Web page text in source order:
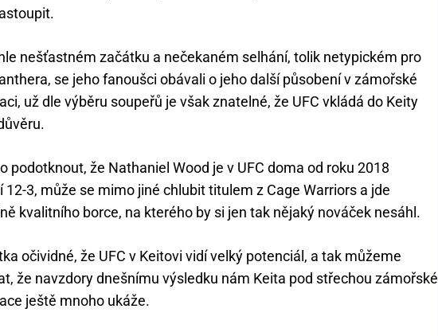
nešťastném začátku a nečekaném selhání, tolik netypickém pro
se jeho fanoušci obávali o jeho další působení v zámořské
už dle výběru soupeřů je však znatelné, že UFC vkládá do Keity
podotknout, že Nathaniel Wood je v UFC doma od roku 2018
12-3, může se mimo jiné chlubit titulem z Cage Warriors a jde
kvalitního borce, na kterého by si jen tak nějaký nováček nesáhl.
očividné, že UFC v Keitovi vidí velký potenciál, a tak můžeme
že navzdory dnešnímu výsledku nám Keita pod střechou zámořské
ještě mnoho ukáže.